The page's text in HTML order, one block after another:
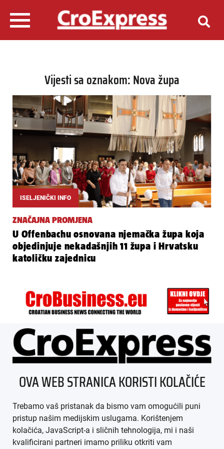
Vijesti sa oznakom: Nova župa
ISELJENIČKI INFO
ZNAČAJNA PROMJENA
U Offenbachu osnovana njemačka župa koja
objedinjuje nekadašnjih 11 župa i Hrvatsku
katoličku zajednicu
ÜBER UNS
IMPRESSUM
AGB
DATENSCHUTZ
OVA WEB STRANICA KORISTI KOLAČIĆE
Trebamo vaš pristanak da bismo vam omogućili puni
pristup našim medijskim uslugama. Korištenjem
kolačića, JavaScript-a i sličnih tehnologija, mi i naši
kvalificirani partneri imamo priliku otkriti vam